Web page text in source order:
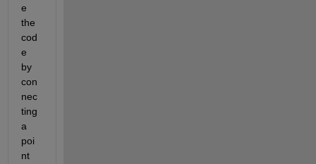
e
the
cod
e
by
con
nec
ting
a
poi
nt